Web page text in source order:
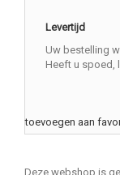
Levertijd
Uw bestelling
Heeft u spoed,
toevoegen aan
Deze webshop is